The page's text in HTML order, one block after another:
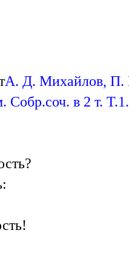
А. Д. Михайлов, П.
в 2 т.